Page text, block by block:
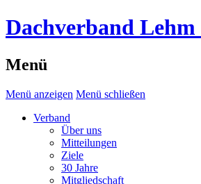
Dachverband Lehm
Menü
Menü anzeigen Menü schließen
Verband
Über uns
Mitteilungen
Ziele
30 Jahre
Mitgliedschaft